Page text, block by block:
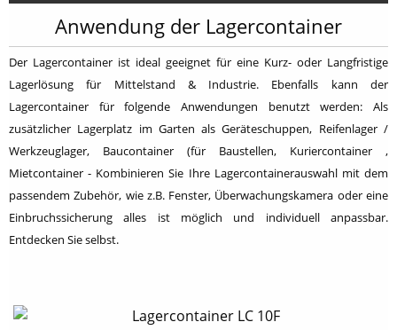
Anwendung der Lagercontainer
Der Lagercontainer ist ideal geeignet für eine Kurz- oder Langfristige
Lagerlösung für Mittelstand & Industrie. Ebenfalls kann der
Lagercontainer für folgende Anwendungen benutzt werden: Als
zusätzlicher Lagerplatz im Garten als Geräteschuppen, Reifenlager /
Werkzeuglager, Baucontainer (für Baustellen, Kuriercontainer ,
Mietcontainer - Kombinieren Sie Ihre Lagercontainerauswahl mit dem
passendem Zubehör, wie z.B. Fenster, Überwachungskamera oder eine
Einbruchssicherung alles ist möglich und individuell anpassbar.
Entdecken Sie selbst.